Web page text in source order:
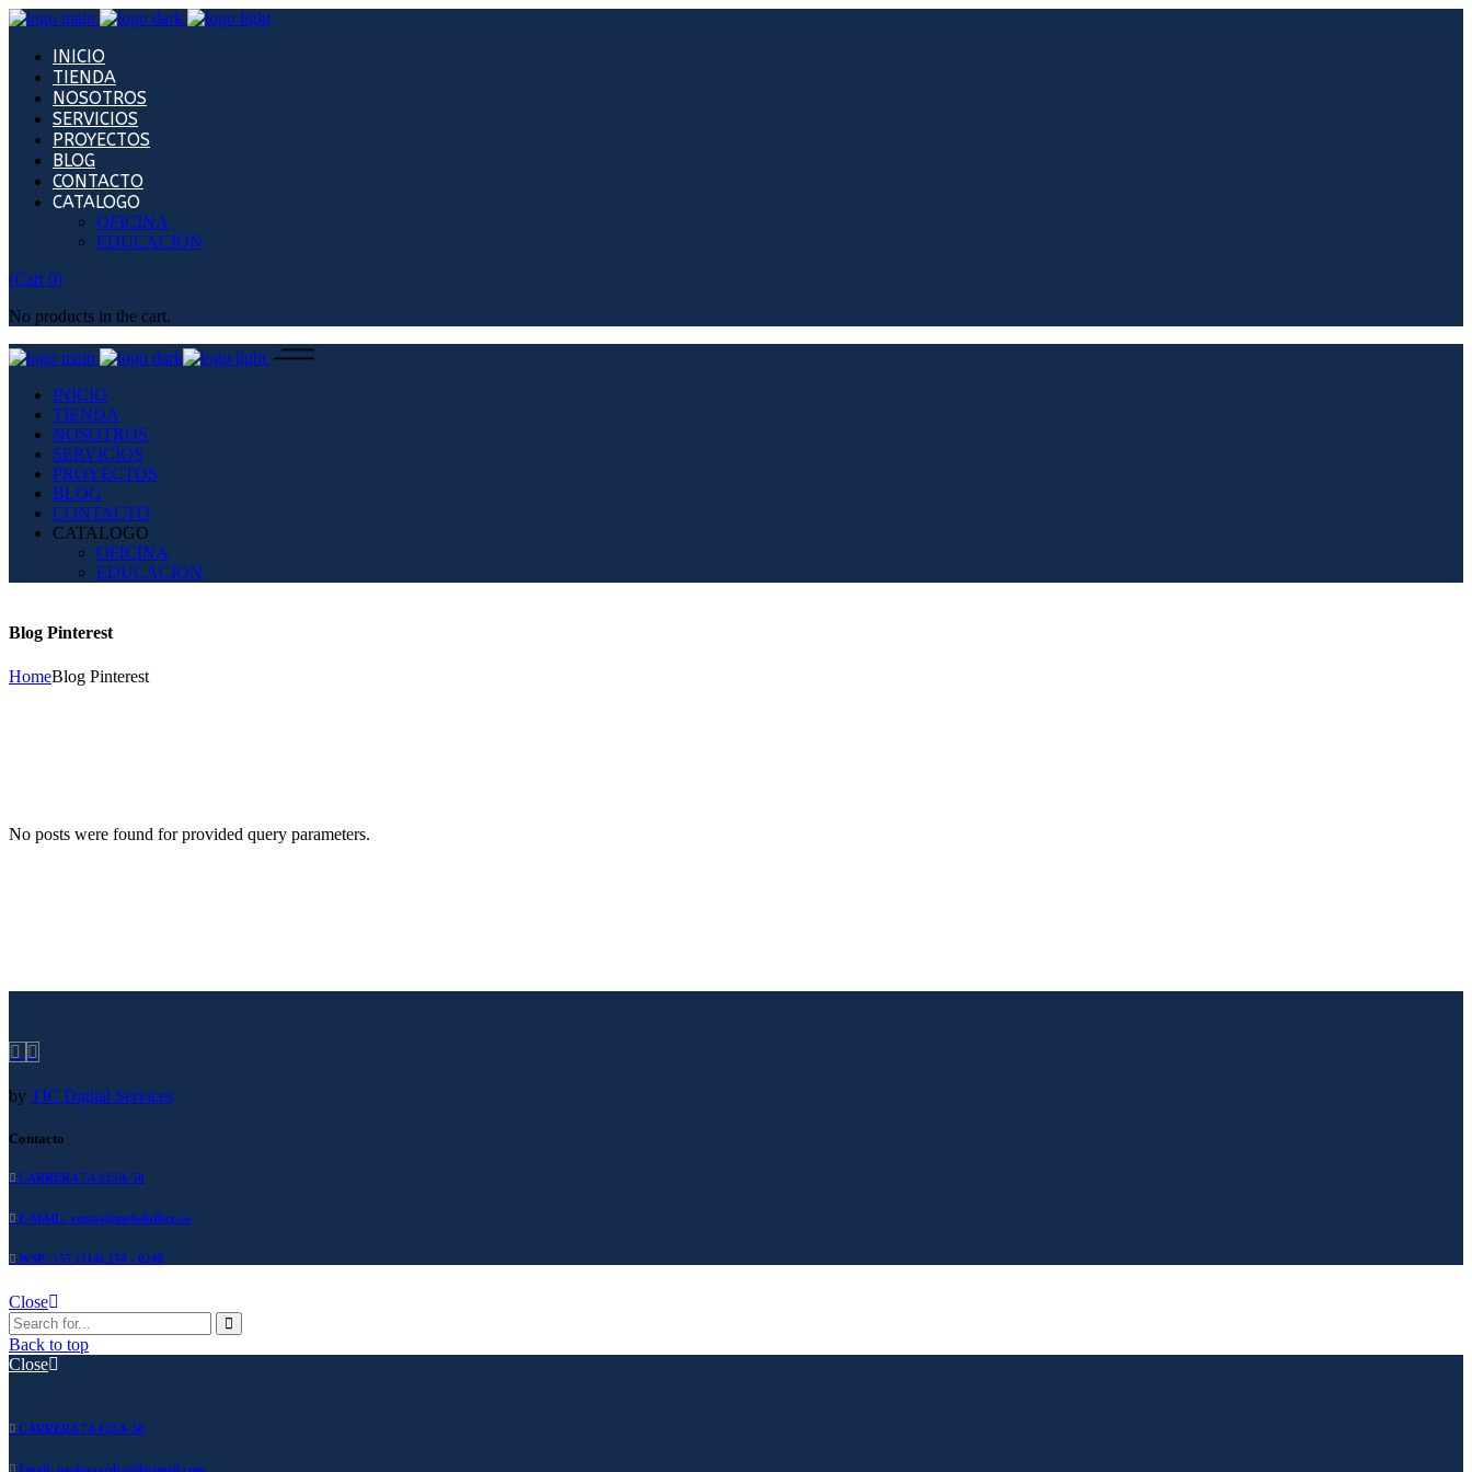
INICIO
TIENDA
NOSOTROS
SERVICIOS
PROYECTOS
BLOG
CONTACTO
CATALOGO
OFICINA
EDUCACION
(Cart 0)
No products in the cart.
INICIO
TIENDA
NOSOTROS
SERVICIOS
PROYECTOS
BLOG
CONTACTO
CATALOGO
OFICINA
EDUCACION
Blog Pinterest
HomeBlog Pinterest
No posts were found for provided query parameters.
by TIC Digital Services
Contacto
CARRERA 7A #25A-50
E-MAIL: ventas@mobeloffice.co
WSP: +57 (314) 274 - 0248
Close
Back to top
Close
CARRERA 7A #25A-50
Email: paulsaavedra@hotmail.com